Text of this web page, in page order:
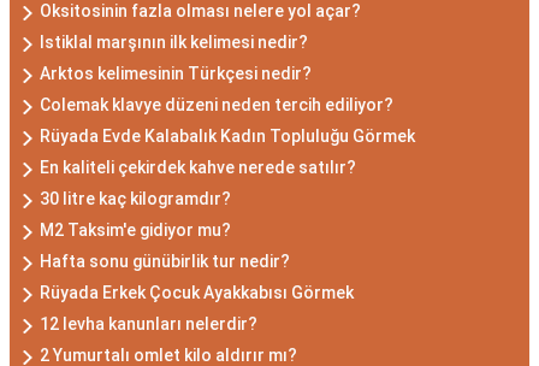
Oksitosinin fazla olması nelere yol açar?
Istiklal marşının ilk kelimesi nedir?
Arktos kelimesinin Türkçesi nedir?
Colemak klavye düzeni neden tercih ediliyor?
Rüyada Evde Kalabalık Kadın Topluluğu Görmek
En kaliteli çekirdek kahve nerede satılır?
30 litre kaç kilogramdır?
M2 Taksim'e gidiyor mu?
Hafta sonu günübirlik tur nedir?
Rüyada Erkek Çocuk Ayakkabısı Görmek
12 levha kanunları nelerdir?
2 Yumurtalı omlet kilo aldırır mı?